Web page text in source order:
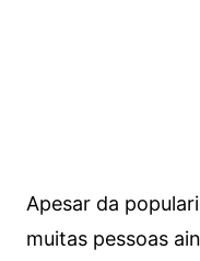
Apesar da
muitas pessoas